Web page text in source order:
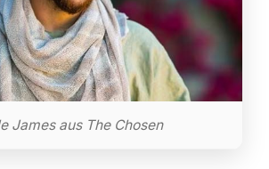
James aus The Chosen